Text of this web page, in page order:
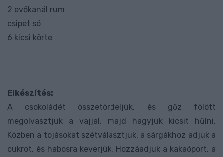
2 evőkanál rum
csipet só
6 kicsi körte
Elkészítés:
A csokoládét összetördeljük, és gőz fölött
megolvasztjuk a vajjal, majd hagyjuk kicsit hűlni.
Közben a tojásokat szétválasztjuk, a sárgákhoz adjuk a
cukrot, és habosra keverjük. Hozzáadjuk a kakaóport, a